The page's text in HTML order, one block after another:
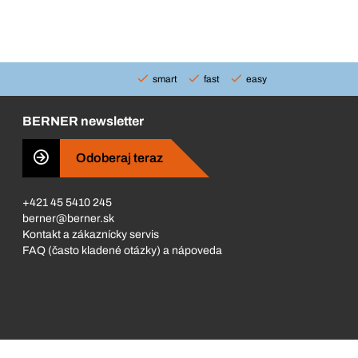
smart fast easy
BERNER newsletter
Odoberaj teraz
+421 45 5410 245
berner@berner.sk
Kontakt a zákaznícky servis
FAQ (často kladené otázky) a nápoveda